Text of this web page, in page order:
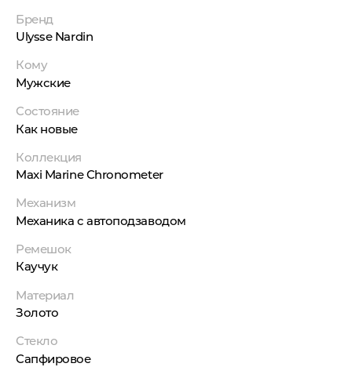
Бренд
Ulysse Nardin
Кому
Мужские
Состояние
Как новые
Коллекция
Maxi Marine Chronometer
Механизм
Механика с автоподзаводом
Ремешок
Каучук
Материал
Золото
Стекло
Сапфировое